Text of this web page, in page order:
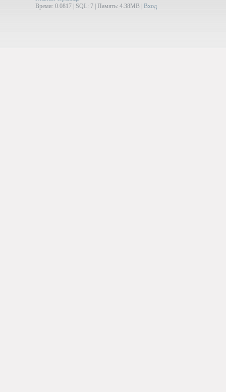
Время: 0.0817 | SQL: 7 | Память: 4.38MB Вход